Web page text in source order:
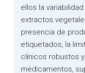
ellos la
extractos
presencia de
etiquetados, la
clínicos robustos
medicamentos,